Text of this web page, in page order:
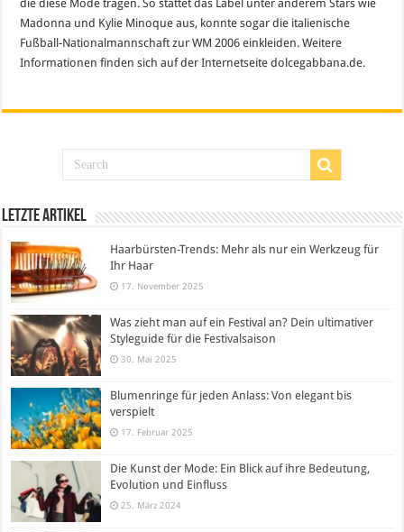
die diese Mode tragen. So stattet das Label unter anderem Stars wie
Madonna und Kylie Minoque aus, konnte sogar die italienische
Fußball-Nationalmannschaft zur WM 2006 einkleiden. Weitere
Informationen finden sich auf der Internetseite dolcegabbana.de.
Letzte Artikel
Haarbürsten-Trends: Mehr als nur ein Werkzeug für
Ihr Haar
17. November 2025
Was zieht man auf ein Festival an? Dein ultimativer
Styleguide für die Festivalsaison
30. Mai 2025
Blumenringe für jeden Anlass: Von elegant bis
verspielt
17. Februar 2025
Die Kunst der Mode: Ein Blick auf ihre Bedeutung,
Evolution und Einfluss
25. März 2024